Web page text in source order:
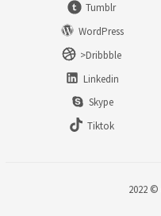
Tumblr
WordPress
>Dribbble
Linkedin
Skype
Tiktok
2022 ©